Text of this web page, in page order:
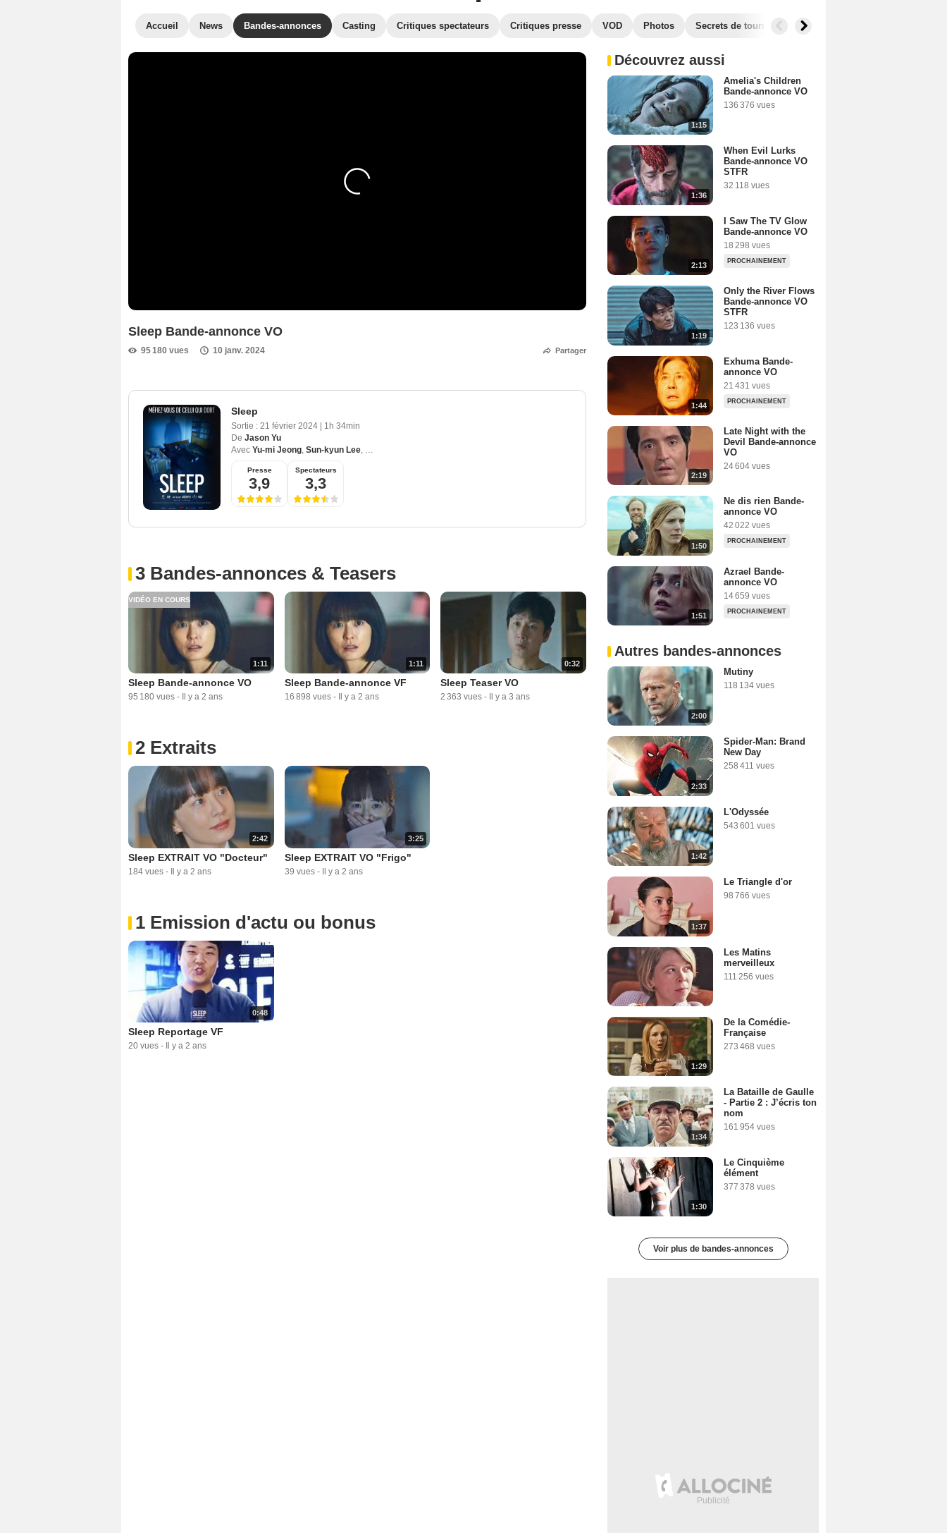
Accueil News Bandes-annonces Casting Critiques spectateurs Critiques presse VOD Photos Secrets de tournage Box Office
Sleep Bande-annonce VO
95 180 vues 10 janv. 2024 Partager
Sleep
Sortie : 21 février 2024
1h 34min
De Jason Yu
Avec Yu-mi Jeong, Sun-kyun Lee, Kim Kuk-hee
Presse
3,9
Spectateurs
3,3
3 Bandes-annonces & Teasers
1:11
VIDÉO EN COURS
Sleep Bande-annonce VO
95 180 vues - Il y a 2 ans
1:11
Sleep Bande-annonce VF
16 898 vues - Il y a 2 ans
0:32
Sleep Teaser VO
2 363 vues - Il y a 3 ans
2 Extraits
2:42
Sleep EXTRAIT VO "Docteur"
184 vues - Il y a 2 ans
3:25
Sleep EXTRAIT VO "Frigo"
39 vues - Il y a 2 ans
1 Emission d'actu ou bonus
0:48
Sleep Reportage VF
20 vues - Il y a 2 ans
Découvrez aussi
1:15
Amelia's Children
Bande-annonce VO
136 376 vues
1:36
When Evil Lurks
Bande-annonce VO
STFR
32 118 vues
2:13
I Saw The TV Glow
Bande-annonce VO
18 298 vues
PROCHAINEMENT
1:19
Only the River Flows
Bande-annonce VO
STFR
123 136 vues
1:44
Exhuma Bande-
annonce VO
21 431 vues
PROCHAINEMENT
2:19
Late Night with the
Devil Bande-annonce
VO
24 604 vues
1:50
Ne dis rien Bande-
annonce VO
42 022 vues
PROCHAINEMENT
1:51
Azrael Bande-
annonce VO
14 659 vues
PROCHAINEMENT
Autres bandes-annonces
2:00
Mutiny
118 134 vues
2:33
Spider-Man: Brand
New Day
258 411 vues
1:42
L'Odyssée
543 601 vues
1:37
Le Triangle d'or
98 766 vues
Les Matins
merveilleux
111 256 vues
1:29
De la Comédie-
Française
273 468 vues
1:34
La Bataille de Gaulle
- Partie 2 : J’écris ton
nom
161 954 vues
1:30
Le Cinquième
élément
377 378 vues
Voir plus de bandes-annonces